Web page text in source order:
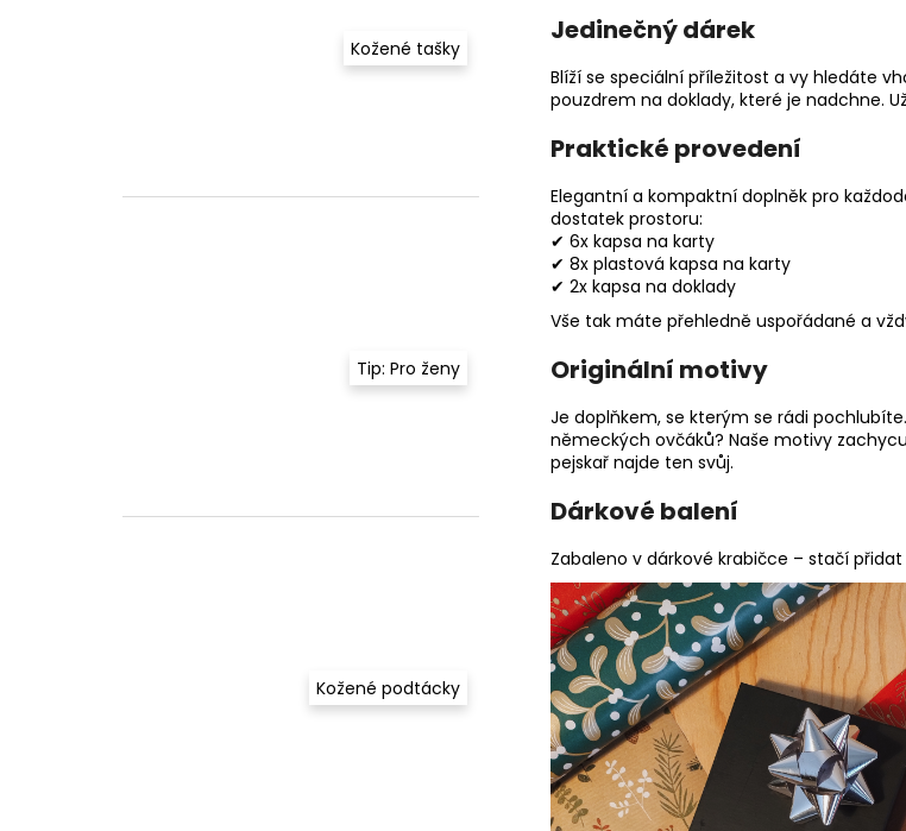
Kožené tašky
Tip: Pro ženy
Kožené podtácky
Jedinečný dárek
Blíží se speciální příležitost a vy hledáte
pouzdrem na doklady, které je nadchne.
Praktické provedení
Elegantní a kompaktní doplněk pro
dostatek prostoru:
✔ 6x kapsa na karty
✔ 8x plastová kapsa na karty
✔ 2x kapsa na doklady
Vše tak máte přehledně uspořádané a
Originální motivy
Je doplňkem, se kterým se rádi
německých ovčáků? Naše motivy
pejskař najde ten svůj.
Dárkové balení
Zabaleno v dárkové krabičce – stačí